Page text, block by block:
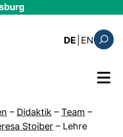
Direkt zum Inhalt
DE EN: the
Menü
– Didaktik – Team –
Stoiber – Lehre